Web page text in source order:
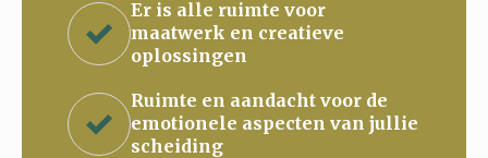
Er is alle ruimte voor
maatwerk en creatieve
oplossingen
Ruimte en aandacht voor de
emotionele aspecten van jullie
scheiding